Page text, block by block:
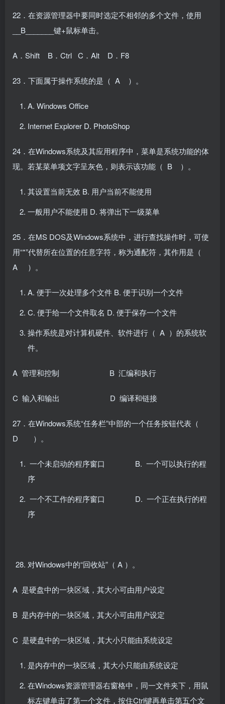
22．在资源管理器中要同时选定不相邻的多个文件，使用
__B_______键+鼠标单击。
A．Shift B．Ctrl C．Alt D．F8
23．下面属于操作系统的是（ A ）。
A. Windows Office
Internet Explorer D. PhotoShop
24．在Windows系统及其应用程序中，菜单是系统功能的体
现。若某菜单项文字呈灰色，则表示该功能（ B ）。
其设置当前无效 B. 用户当前不能使用
一般用户不能使用 D. 将弹出下一级菜单
25．在MS DOS及Windows系统中，进行查找操作时，可使
用“*”代替所在位置的任意字符，称为通配符，其作用是（
A ）。
A. 便于一次处理多个文件 B. 便于识别一个文件
C. 便于给一个文件取名 D. 便于保存一个文件
操作系统是对计算机硬件、软件进行（ A ）的系统软
件。
A 管理和控制 B 汇编和执行
C 输入和输出 D 编译和链接
27．在Windows系统“任务栏”中部的一个任务按钮代表（
D ）。
一个未启动的程序窗口 B. 一个可以执行的程
序
一个不工作的程序窗口 D. 一个正在执行的程
序
对Windows中的“回收站”（ A ）。
A 是硬盘中的一块区域，其大小可由用户设定
B 是内存中的一块区域，其大小可由用户设定
C 是硬盘中的一块区域，其大小只能由系统设定
是内存中的一块区域，其大小只能由系统设定
在Windows资源管理器右窗格中，同一文件夹下，用鼠
标左键单击了第一个文件，按住Ctrl键再单击第五个文